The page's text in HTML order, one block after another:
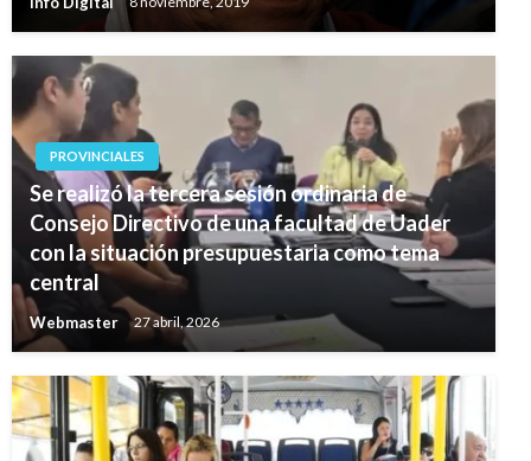
PROVINCIALES
Se realizó la tercera sesión ordinaria de
Consejo Directivo de una facultad de Uader
con la situación presupuestaria como tema
central
Webmaster 27 abril, 2026